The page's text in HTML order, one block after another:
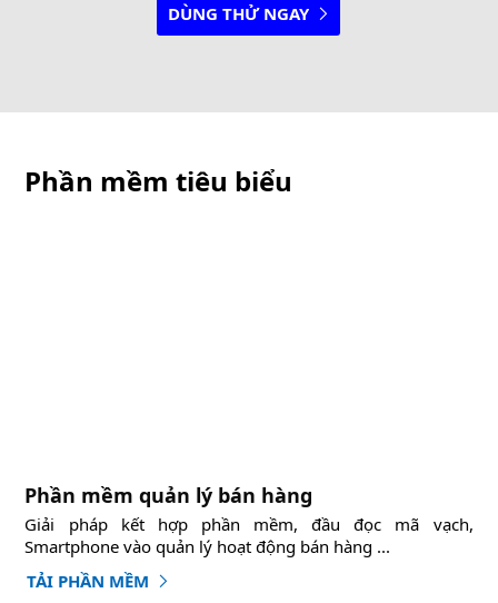
DÙNG THỬ NGAY
Phần mềm tiêu biểu
Phần mềm quản lý bán hàng
Giải pháp kết hợp phần mềm, đầu đọc mã vạch,
Smartphone vào quản lý hoạt động bán hàng ...
TẢI PHẦN MỀM